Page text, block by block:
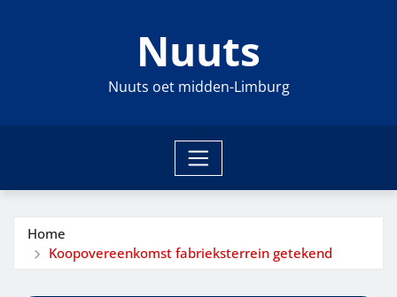
Nuuts
Nuuts oet midden-Limburg
Home
Koopovereenkomst fabrieksterrein getekend